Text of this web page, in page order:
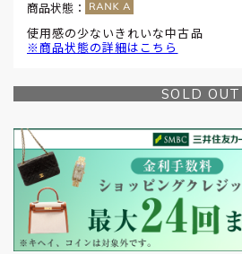
商品状態：
使用感の少ないきれいな中古品
※商品状態の詳細はこちら
SOLD OUT